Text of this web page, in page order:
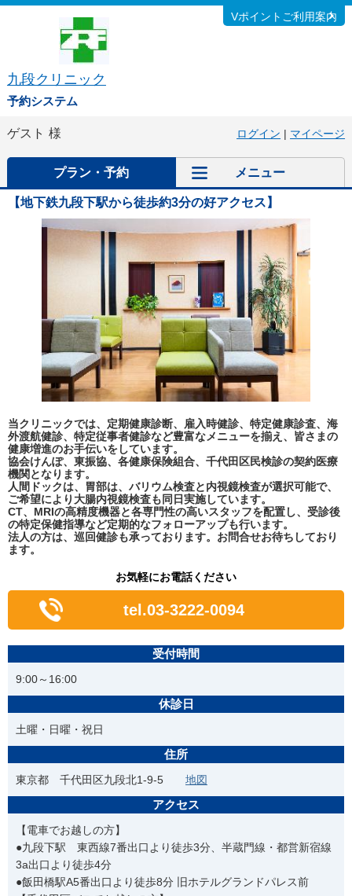
九段クリニック
予約システム
Vポイントご利用案内
ゲスト 様 ログイン | マイページ
プラン・予約 メニュー
【地下鉄九段下駅から徒歩約3分の好アクセス】
当クリニックでは、定期健康診断、雇入時健診、特定健康診査、海
外渡航健診、特定従事者健診など豊富なメニューを揃え、皆さまの
健康増進のお手伝いをしています。
協会けんぽ、東振協、各健康保険組合、千代田区民検診の契約医療
機関となります。
人間ドックは、胃部は、バリウム検査と内視鏡検査が選択可能で、
ご希望により大腸内視鏡検査も同日実施しています。
CT、MRIの高精度機器と各専門性の高いスタッフを配置し、受診後
の特定保健指導など定期的なフォローアップも行います。
法人の方は、巡回健診も承っております。お問合せお待ちしており
ます。
お気軽にお電話ください
tel.03-3222-0094
受付時間
9:00～16:00
休診日
土曜・日曜・祝日
住所
東京都 千代田区九段北1-9-5 地図
アクセス
【電車でお越しの方】
●九段下駅 東西線7番出口より徒歩3分、半蔵門線・都営新宿線
3a出口より徒歩4分
●飯田橋駅A5番出口より徒歩8分 旧ホテルグランドパレス前